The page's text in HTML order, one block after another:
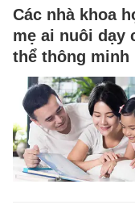
Các nhà khoa
mẹ ai nuôi dạy
thể thông minh